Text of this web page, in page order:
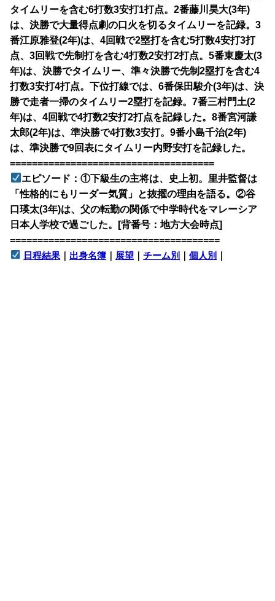
タイムリーを含む6打数3安打1打点。2番藤川昊大(3年)
は、決勝で大量得点劇の口火を切るタイムリーを記録。3
番江原雅登(2年)は、4回戦で2塁打を含む5打数4安打3打
点、3回戦で先制打を含む4打数2安打2打点。5番東慶太(3
年)は、決勝でタイムリー、準々決勝で先制2塁打を含む4
打数3安打4打点。下位打線では、6番保田駿介(3年)は、決
勝で走者一掃のタイムリー2塁打を記録。7番三村門土(2
年)は、4回戦で4打数2安打2打点を記録した。8番宮河謙
太郎(2年)は、準決勝で4打数3安打。9番小島千治(2年)
は、準決勝で9回表にタイムリー内野安打を記録した。
=====================================
エピソード：①下級生の主将は、史上初。里井監督は
「性格的にもリーダー気質」と抜擢の理由を語る。②谷
口瑛太(3年)は、父の転勤の関係で中学時代をマレーシア
日本人学校で過ごした。[背番号：地方大会時点]
======================================
日程結果 ｜ 出身名簿 ｜ 展望 ｜チーム別 ｜個人別 ｜